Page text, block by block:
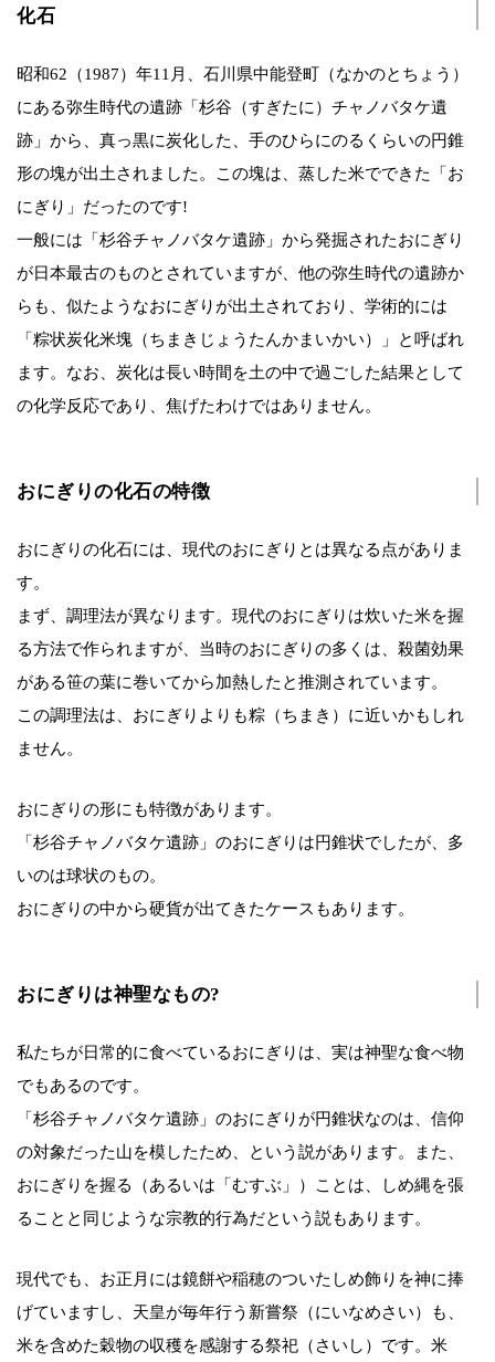
化石
昭和62（1987）年11月、石川県中能登町（なかのとちょう）
にある弥生時代の遺跡「杉谷（すぎたに）チャノバタケ遺
跡」から、真っ黒に炭化した、手のひらにのるくらいの円錐
形の塊が出土されました。この塊は、蒸した米でできた「お
にぎり」だったのです!
一般には「杉谷チャノバタケ遺跡」から発掘されたおにぎり
が日本最古のものとされていますが、他の弥生時代の遺跡か
らも、似たようなおにぎりが出土されており、学術的には
「粽状炭化米塊（ちまきじょうたんかまいかい）」と呼ばれ
ます。なお、炭化は長い時間を土の中で過ごした結果として
の化学反応であり、焦げたわけではありません。
おにぎりの化石の特徴
おにぎりの化石には、現代のおにぎりとは異なる点がありま
す。
まず、調理法が異なります。現代のおにぎりは炊いた米を握
る方法で作られますが、当時のおにぎりの多くは、殺菌効果
がある笹の葉に巻いてから加熱したと推測されています。
この調理法は、おにぎりよりも粽（ちまき）に近いかもしれ
ません。
おにぎりの形にも特徴があります。
「杉谷チャノバタケ遺跡」のおにぎりは円錐状でしたが、多
いのは球状のもの。
おにぎりの中から硬貨が出てきたケースもあります。
おにぎりは神聖なもの?
私たちが日常的に食べているおにぎりは、実は神聖な食べ物
でもあるのです。
「杉谷チャノバタケ遺跡」のおにぎりが円錐状なのは、信仰
の対象だった山を模したため、という説があります。また、
おにぎりを握る（あるいは「むすぶ」）ことは、しめ縄を張
ることと同じような宗教的行為だという説もあります。
現代でも、お正月には鏡餅や稲穂のついたしめ飾りを神に捧
げていますし、天皇が毎年行う新嘗祭（にいなめさい）も、
米を含めた穀物の収穫を感謝する祭祀（さいし）です。米